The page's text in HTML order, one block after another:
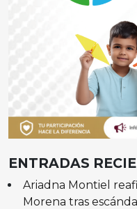
ENTRADAS
Ariadna Montiel
Morena tras